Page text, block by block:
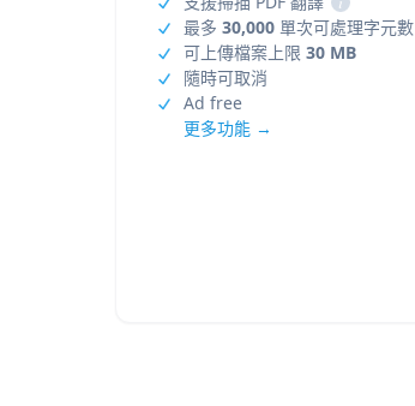
最多 30,000 單次可處理字元數
可上傳檔案上限 30 MB
隨時可取消
Ad free
更多功能 →